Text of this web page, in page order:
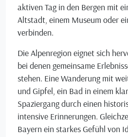
aktiven Tag in den Bergen mit
Altstadt, einem Museum oder
verbinden.
Die Alpenregion eignet sich
bei denen gemeinsame
stehen. Eine Wanderung mit
und Gipfel, ein Bad in einem
Spaziergang durch einen
intensive Erinnerungen.
Bayern ein starkes Gefühl von